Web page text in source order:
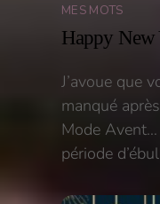
MES MOTS
Happy New
J’avoue que
manqué
Mode Avent…
période